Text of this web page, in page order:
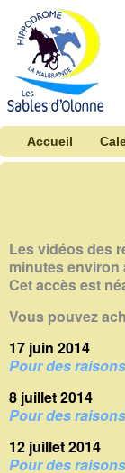
Accueil
Les vidéos des
minutes environ
Cet accès est
Vous pouvez
17 juin 2014
Pour des
8 juillet 2014
Pour des
12 juillet 2014
Pour des